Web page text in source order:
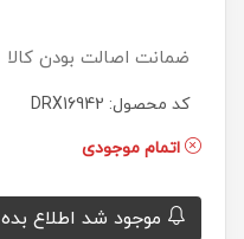
ضمانت اصالت بودن کالا
کد محصول: DRX16942
اتمام موجودی
موجود شد اطلاع بده